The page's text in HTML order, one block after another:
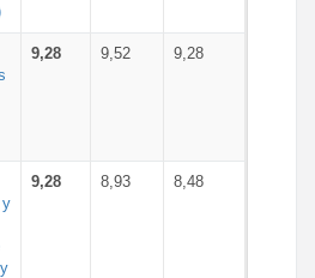
9,28 9,52 9,28
y
9,28 8,93 8,48